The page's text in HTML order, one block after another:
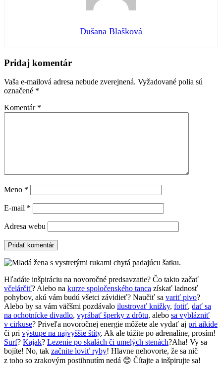
Dušana Blašková
späť
hlavnú
navigáciu
Pridaj komentár
Vaša e-mailová adresa nebude zverejnená. Vyžadované polia sú
označené *
Komentár *
Meno *
E-mail *
Adresa webu
Hľadáte inšpiráciu na novoročné predsavzatie? Čo takto začať
včelárčiť? Alebo na kurze spoločenského tanca získať ladnosť
pohybov, akú vám budú všetci závidieť? Naučiť sa variť pivo?
Alebo by sa vám väčšmi pozdávalo ilustrovať knižky, fotiť, dať sa
na ochotnícke divadlo, vyrábať šperky z drôtu, alebo sa vyblázniť
v cirkuse? Priveľa novoročnej energie môžete ale vydať aj pri aikide
či pri výstupe na najvyššie štíty. Ak ale túžite po adrenalíne, prosím!
Surf? Kajak? Lezenie po skalách či umelých stenách?Aha! Vy sa
bojíte! No, tak začnite loviť ryby! Hlavne nehovorte, že sa nič
z toho so zrakovým postihnutím nedá 😊 Čítajte a inšpirujte sa!